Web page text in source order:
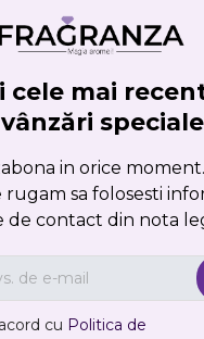
cele mai
speciale
in orice
rugam sa folosesti
de contact din nota
cu Politica de